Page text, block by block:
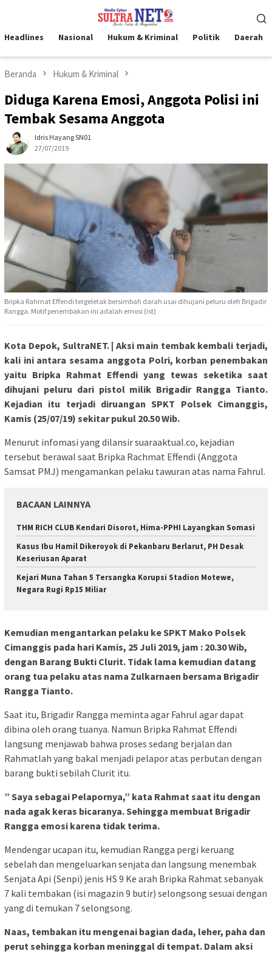
kontenMobile
Headlines Nasional Hukum & Kriminal Politik Daerah
Beranda Hukum & Kriminal
Diduga Karena Emosi, Anggota Polisi ini
Tembak Sesama Anggota
Idris Hayang SN01
27/07/2019
Bripka Rahmat Effendi tergeletak bersimbah darah usai dihujani peluru oleh Brigadir
Rangga. Motif penembakan ini adalah emosi (ist)
Kota Depok, SultraNET. | Aksi main tembak kembali terjadi,
kali ini antara sesama anggota Polri, korban penembakan
yaitu Bripka Rahmat Effendi yang tewas seketika saat
dihujani peluru dari pistol milik Brigadir Rangga Tianto.
Kejadian itu terjadi diruangan SPKT Polsek Cimanggis,
Kamis (25/07/19) sekitar pukul 20.50 Wib.
Menurut infomasi yang dilansir suaraaktual.co, kejadian
tersebut berawal saat Bripka Rachmat Effendi (Anggota
Samsat PMJ) mengamankan pelaku tawuran atas nama Fahrul.
BACAAN LAINNYA
THM RICH CLUB Kendari Disorot, Hima-PPHI Layangkan Somasi
Kasus Ibu Hamil Dikeroyok di Pekanbaru Berlarut, PH Desak
Keseriusan Aparat
Kejari Muna Tahan 5 Tersangka Korupsi Stadion Motewe,
Negara Rugi Rp15 Miliar
Kemudian mengantarkan pelaku ke SPKT Mako Polsek
Cimanggis pada hari Kamis, 25 Juli 2019, jam : 20.30 Wib,
dengan Barang Bukti Clurit. Tidak lama kemudian datang
orang tua pelaku atas nama Zulkarnaen bersama Brigadir
Rangga Tianto.
Saat itu, Brigadir Rangga meminta agar Fahrul agar dapat
dibina oleh orang tuanya. Namun Bripka Rahmat Effendi
langsung menjawab bahwa proses sedang berjalan dan
Rahmatlah yang bakal menjadi pelapor atas perbutan dengan
barang bukti sebilah Clurit itu.
” Saya sebagai Pelapornya,” kata Rahmat saat itu dengan
nada agak keras bicaranya. Sehingga membuat Brigadir
Rangga emosi karena tidak terima.
Mendengar ucapan itu, kemudian Rangga pergi keruang
sebelah dan mengeluarkan senjata dan langsung menembak
Senjata Api (Senpi) jenis HS 9 Ke arah Bripka Rahmat sebanyak
7 kali tembakan (isi magazin 9 butir) selongsong sesuai dengan
yang di temukan 7 selongsong.
Naas, tembakan itu mengenai bagian dada, leher, paha dan
perut sehingga korban meninggal di tempat. Dalam aksi